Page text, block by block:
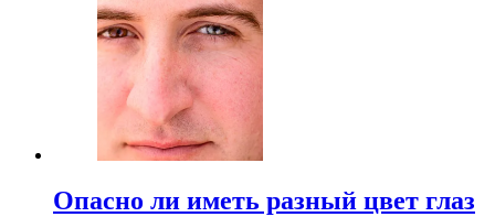
Опасно ли иметь разный цвет глаз